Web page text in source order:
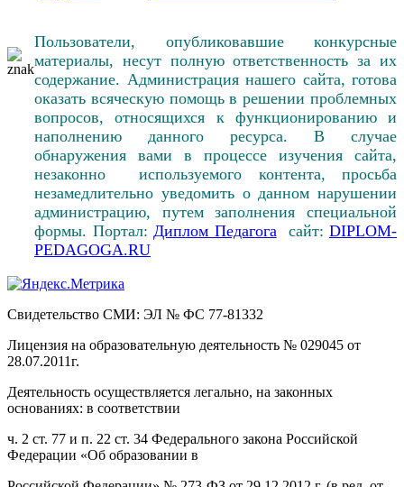
Пользователи, опубликовавшие конкурсные
материалы, несут полную ответственность за их
содержание. Администрация нашего сайта, готова
оказать всяческую помощь в решении проблемных
вопросов, относящихся к функционированию и
наполнению данного ресурса. В случае
обнаружения вами в процессе изучения сайта,
незаконно используемого контента, просьба
незамедлительно уведомить о данном нарушении
администрацию, путем заполнения специальной
формы. Портал: Диплом Педагога сайт: DIPLOM-
PEDAGOGA.RU
Свидетельство СМИ: ЭЛ № ФС 77-81332
Лицензия на образовательную деятельность № 029045 от
28.07.2011г.
Деятельность осуществляется легально, на законных
основаниях: в соответствии
ч. 2 ст. 77 и п. 22 ст. 34 Федерального закона Российской
Федерации «Об образовании в